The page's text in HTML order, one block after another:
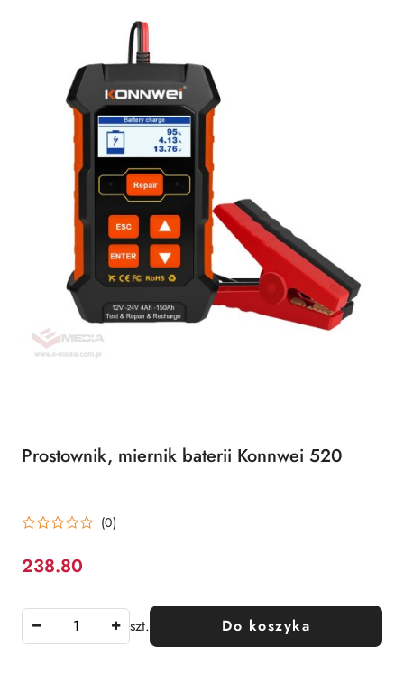
Prostownik, miernik baterii Konnwei 520
(0)
Cena:
238.80
szt. Do koszyka